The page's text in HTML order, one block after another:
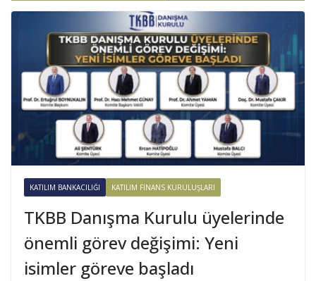
KATILIM BANKACILIĞI KATILIM FINANS KURULUŞLARI
TKBB Danışma Kurulu üyelerinde
önemli görev değişimi: Yeni
isimler göreve başladı